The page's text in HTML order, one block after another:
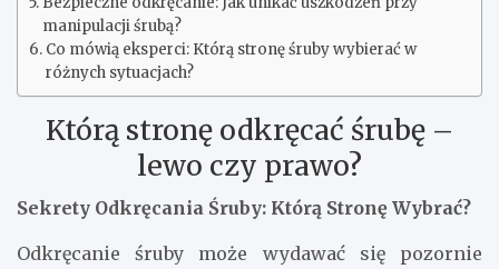
manipulacji śrubą?
Co mówią eksperci: Którą stronę śruby wybierać w
różnych sytuacjach?
Którą stronę odkręcać śrubę –
lewo czy prawo?
Sekrety Odkręcania Śruby: Którą Stronę Wybrać?
Odkręcanie śruby może wydawać się pozornie